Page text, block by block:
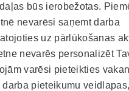
būs ierobežotas.
nevarēsi saņemt darba
uz pārlūkošanas
nevarēs personalizēt
varēsi pieteikties
pieteikumu veidlapas,